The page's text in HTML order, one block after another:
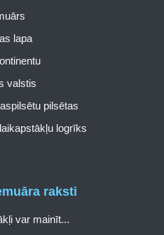
lapa
valstis
pilsētas
logrīks
raksti
var mainīt...